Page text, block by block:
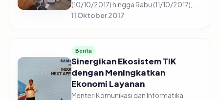
(10/10/2017) hingga Rabu (11/10/2017),
Tim Kementerian Kesehatan (Kemenkes)
11 Oktober 2017
Berita
Sinergikan Ekosistem TIK
dengan Meningkatkan
Ekonomi Layanan
Menteri Komunikasi dan Informatika